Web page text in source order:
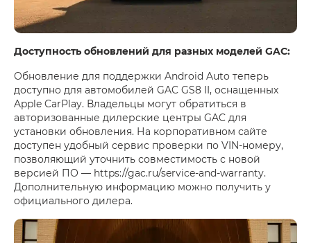
Доступность обновлений для разных моделей GAC:
Обновление для поддержки Android Auto теперь
доступно для автомобилей GAC GS8 II, оснащенных
Apple CarPlay. Владельцы могут обратиться в
авторизованные дилерские центры GAC для
установки обновления. На корпоративном сайте
доступен удобный сервис проверки по VIN-номеру,
позволяющий уточнить совместимость с новой
версией ПО — https://gac.ru/service-and-warranty.
Дополнительную информацию можно получить у
официального дилера.